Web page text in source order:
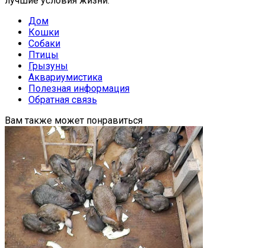
Дом
Кошки
Собаки
Птицы
Грызуны
Аквариумистика
Полезная информация
Обратная связь
Вам также может понравиться